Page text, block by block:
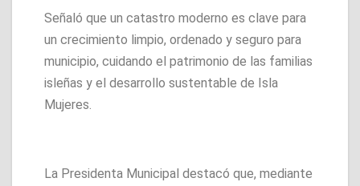
Señaló que un catastro moderno es clave para
un crecimiento limpio, ordenado y seguro para
municipio, cuidando el patrimonio de las familias
isleñas y el desarrollo sustentable de Isla
Mujeres.
La Presidenta Municipal destacó que, mediante